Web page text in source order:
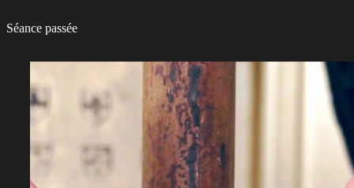
Séance passée